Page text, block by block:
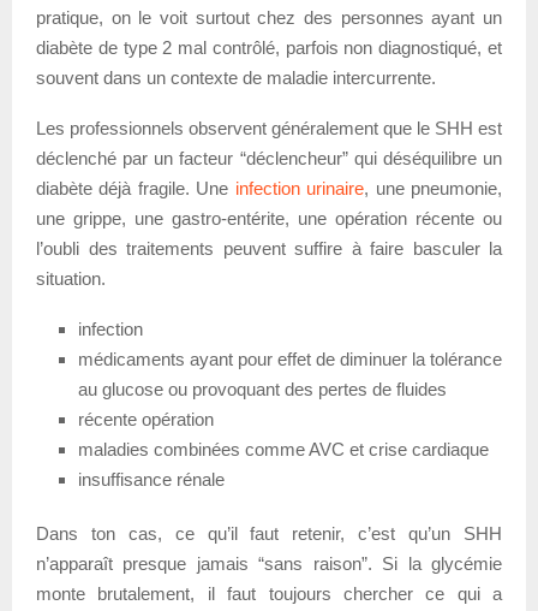
pratique, on le voit surtout chez des personnes ayant un
diabète de type 2 mal contrôlé, parfois non diagnostiqué, et
souvent dans un contexte de maladie intercurrente.
Les professionnels observent généralement que le SHH est
déclenché par un facteur “déclencheur” qui déséquilibre un
diabète déjà fragile. Une infection urinaire, une pneumonie,
une grippe, une gastro-entérite, une opération récente ou
l’oubli des traitements peuvent suffire à faire basculer la
situation.
infection
médicaments ayant pour effet de diminuer la tolérance
au glucose ou provoquant des pertes de fluides
récente opération
maladies combinées comme AVC et crise cardiaque
insuffisance rénale
Dans ton cas, ce qu’il faut retenir, c’est qu’un SHH
n’apparaît presque jamais “sans raison”. Si la glycémie
monte brutalement, il faut toujours chercher ce qui a